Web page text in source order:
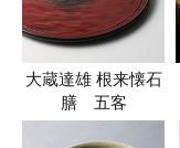
大蔵達雄 根来懐石
膳 五客